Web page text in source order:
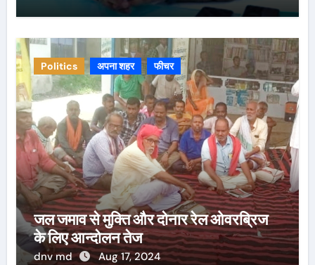
Politics अपना शहर फीचर
जल जमाव से मुक्ति और दोनार रेल ओवरब्रिज
के लिए आन्दोलन तेज
dnv md Aug 17, 2024